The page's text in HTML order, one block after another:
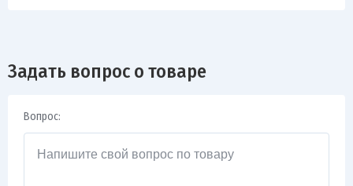
Задать вопрос о товаре
Вопрос: